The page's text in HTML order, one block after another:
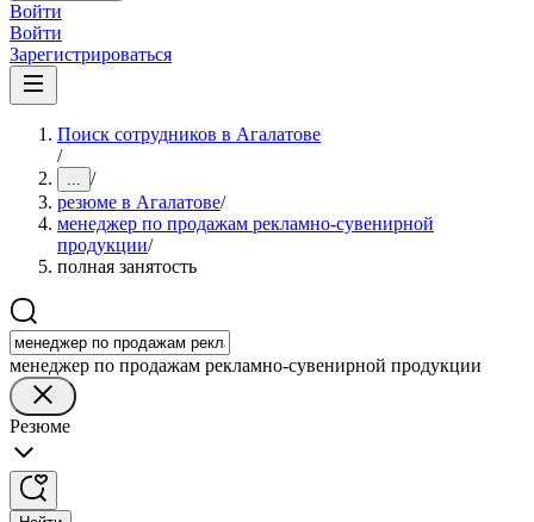
Войти
Войти
Зарегистрироваться
Поиск сотрудников в Агалатове
/
... /
резюме в Агалатове/
менеджер по продажам рекламно-сувенирной
продукции/
полная занятость
менеджер по продажам рекламно-сувенирной продукции
Резюме